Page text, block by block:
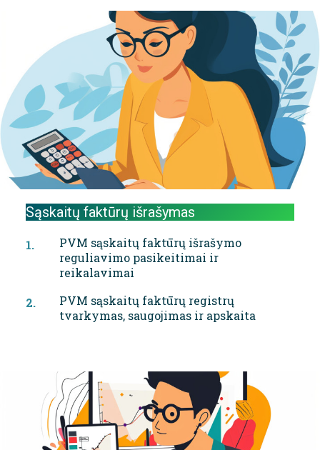
Sąskaitų faktūrų išrašymas
PVM sąskaitų faktūrų išrašymo
reguliavimo pasikeitimai ir
reikalavimai
PVM sąskaitų faktūrų registrų
tvarkymas, saugojimas ir apskaita